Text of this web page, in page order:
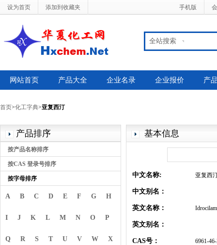
设为首页 添加到收藏夹 手机版
全站搜索
网站首页 产品大全 企业名录 企业报价 产
首页>化工字典>亚复西汀
产品排序
按产品名称排序
按CAS 登录号排序
按字母排序
A B C D E F G H
I J K L M N O P
Q R S T U V W X
基本信息
中文名称: 亚复西
中文别名：
英文名称：
英文别名：
CAS号： 6961-